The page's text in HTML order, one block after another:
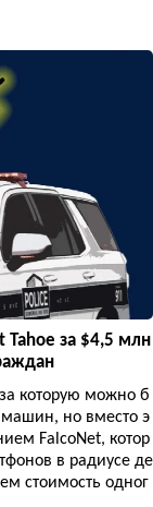
Tahoe за $4,5 млн
которую можно б
машин, но вместо э
FalcoNet, котор
в радиусе де
стоимость одног